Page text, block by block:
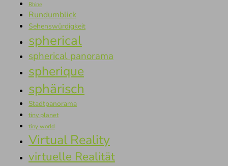
Rhine
Rundumblick
Sehenswürdigkeit
spherical
spherical panorama
spherique
sphärisch
Stadtpanorama
tiny planet
tiny world
Virtual Reality
virtuelle Realität